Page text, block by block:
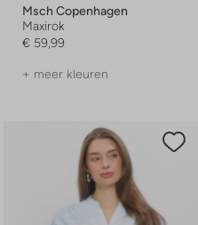
Msch Copenhagen
Maxirok
€ 59,99
+ meer kleuren